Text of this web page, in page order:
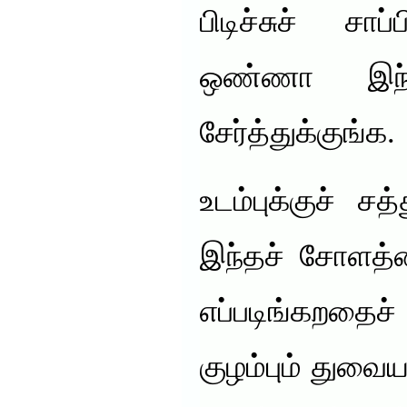
பிடிச்சுச்
ஒண்ணா
சேர்த்துக்குங்க.
உடம்புக்குச்
இந்தச்
குழம்பும்